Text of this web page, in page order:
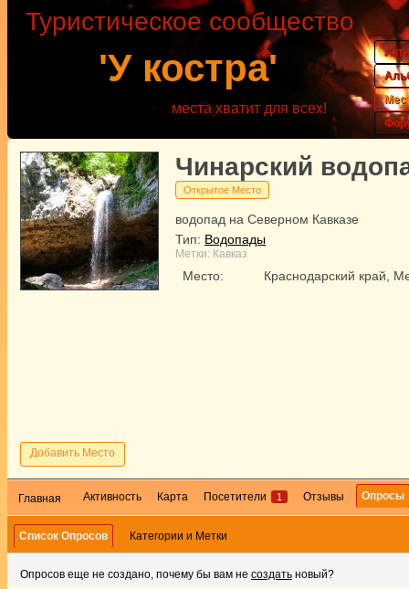
'У костра'
Туристическое сообщество
места хватит для всех!
Чинарский
Открытое Место
водопад на Северном Кавказе
Тип: Водопады
Метки: Кавказ
Место: Краснодарский край,
Добавить Место
Главная Активность Карта Посетители 1 Отзывы Опросы
Список Опросов Категории и Метки
Опросов еще не создано, почему бы вам не создать новый?